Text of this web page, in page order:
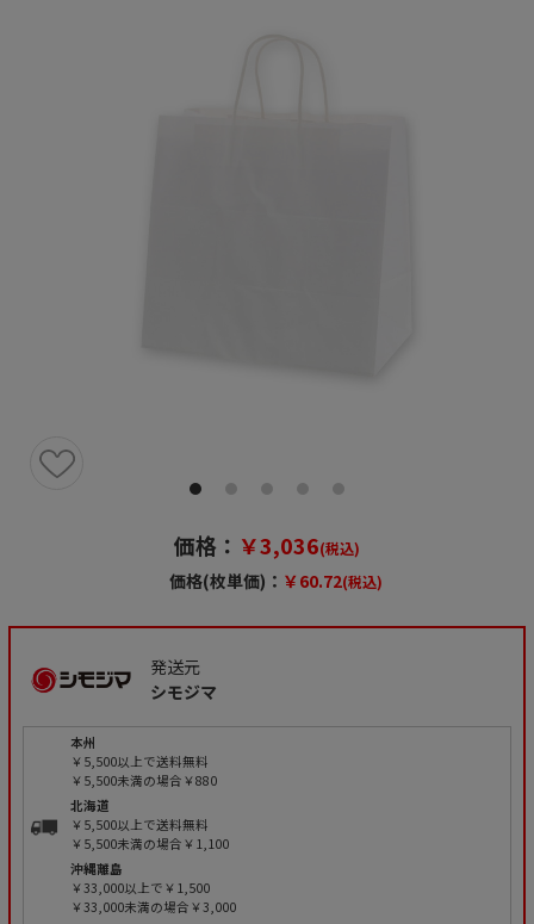
価格： ￥3,036(税込)
価格(枚単価)： ￥60.72(税込)
発送元
シモジマ
本州
￥5,500以上で送料無料
￥5,500未満の場合￥880
北海道
￥5,500以上で送料無料
￥5,500未満の場合￥1,100
沖縄離島
￥33,000以上で￥1,500
￥33,000未満の場合￥3,000